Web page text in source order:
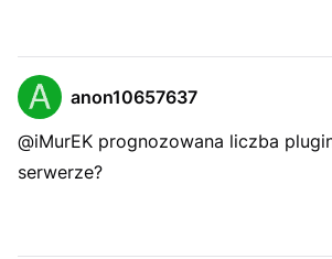
anon10657637
@iMurEK prognozowana liczba
serwerze?